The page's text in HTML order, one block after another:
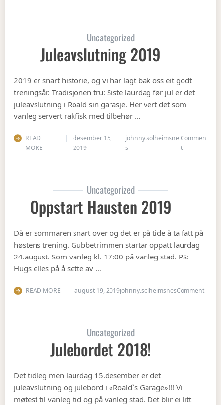
Uncategorized
Juleavslutning 2019
2019 er snart historie, og vi har lagt bak oss eit godt
treningsår. Tradisjonen tru: Siste laurdag før jul er det
juleavslutning i Roald sin garasje. Her vert det som
vanleg servert rakfisk med tilbehør …
READ
MORE
desember 15,
2019
johnny.solheimsne
s
Commen
ton
Uncategorized
Oppstart Hausten 2019
Då er sommaren snart over og det er på tide å ta fatt på
høstens trening. Gubbetrimmen startar oppatt laurdag
24.august. Som vanleg kl. 17:00 på vanleg stad. PS:
Hugs elles på å sette av …
READ MORE august 19, 2019johnny.solheimsnesCommenton
Uncategorized
Julebordet 2018!
Det tidleg men laurdag 15.desember er det
juleavslutning og julebord i «Roald`s Garage»!!! Vi
møtest til vanleg tid og på vanleg stad. Det blir ei litt